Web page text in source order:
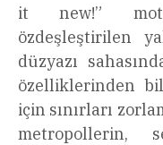
it new!”
özdeşleştirilen
düzyazı
özelliklerinden
için sınırları
metropollerin,